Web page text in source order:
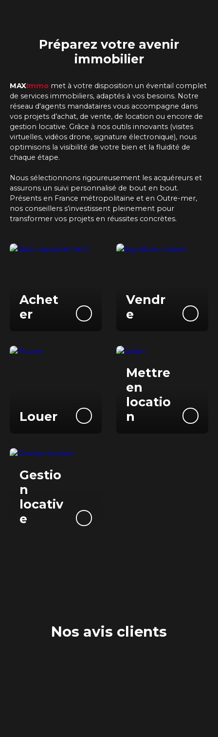
Préparez votre avenir
immobilier
MAXImmo met à votre disposition un éventail complet
de services immobiliers, adaptés à vos besoins. Notre
réseau d'agents mandataires vous accompagne dans
vos projets d’achat, de vente, de location ou encore de
gestion locative. Grâce à nos outils innovants (visites
virtuelles, vidéos drone, signature électronique), nous
optimisons la visibilité de votre bien et la fluidité de
chaque étape.
Nous sélectionnons rigoureusement les acquéreurs et
assurons un suivi personnalisé de bout en bout.
Présents en France métropolitaine et en Outre-mer,
nos conseillers s’investissent pleinement pour
transformer vos projets en réussites concrètes.
Achet
er
Vendr
e
Louer
Mettre
en
locatio
n
Gestio
n
locativ
e
Nos avis clients